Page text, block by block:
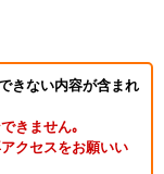
きない内容が含まれ
きません｡
クセスをお願いい